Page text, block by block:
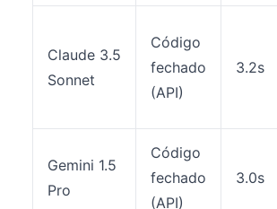
Claude 3.5
Sonnet
Código
fechado
(API)
3.2s
Gemini 1.5
Pro
Código
fechado
(API)
3.0s